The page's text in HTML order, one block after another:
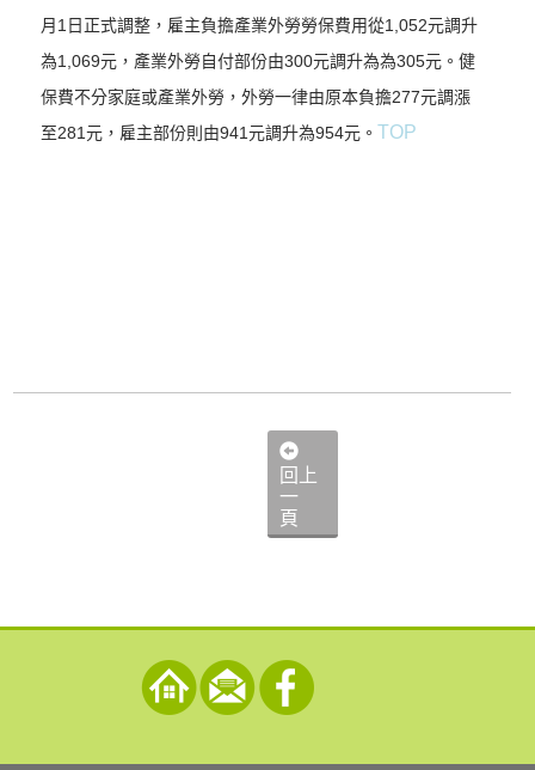
月1日正式調整，雇主負擔產業外勞勞保費用從1,052元調升
為1,069元，產業外勞自付部份由300元調升為為305元。健
保費不分家庭或產業外勞，外勞一律由原本負擔277元調漲
至281元，雇主部份則由941元調升為954元。 TOP
回上
一
頁